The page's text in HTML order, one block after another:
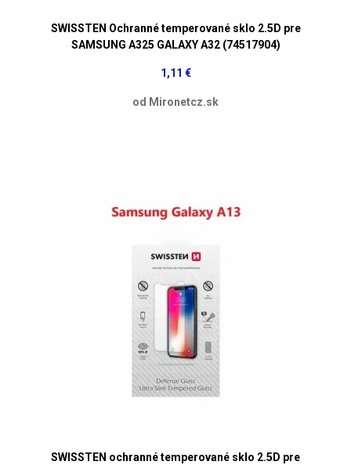
SWISSTEN Ochranné temperované sklo 2.5D pre
SAMSUNG A325 GALAXY A32 (74517904)
1,11 €
od Mironetcz.sk
SWISSTEN ochranné temperované sklo 2.5D pre